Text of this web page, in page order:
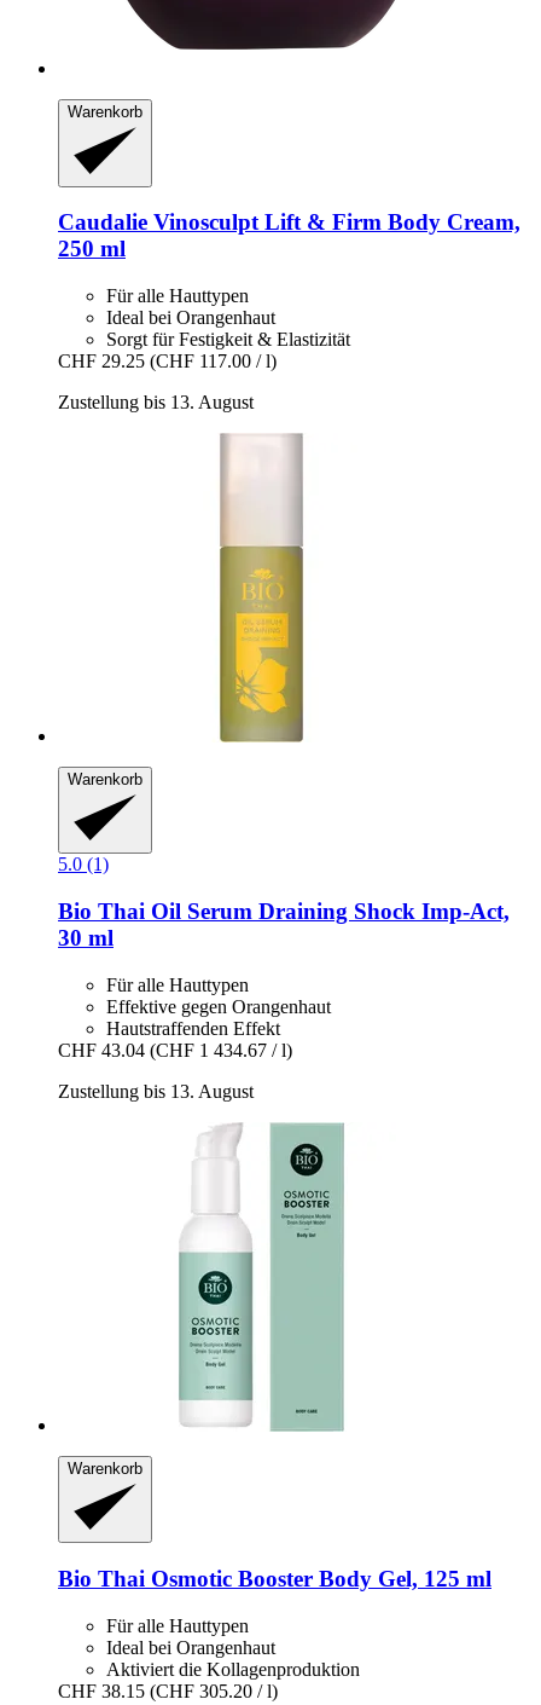
Warenkorb
Caudalie Vinosculpt Lift & Firm Body Cream,
250 ml
Für alle Hauttypen
Ideal bei Orangenhaut
Sorgt für Festigkeit & Elastizität
CHF 29.25 (CHF 117.00 / l)
Zustellung bis 13. August
Warenkorb
5.0 (1)
Bio Thai Oil Serum Draining Shock Imp-​Act,
30 ml
Für alle Hauttypen
Effektive gegen Orangenhaut
Hautstraffenden Effekt
CHF 43.04 (CHF 1 434.67 / l)
Zustellung bis 13. August
Warenkorb
Bio Thai Osmotic Booster Body Gel, 125 ml
Für alle Hauttypen
Ideal bei Orangenhaut
Aktiviert die Kollagenproduktion
CHF 38.15 (CHF 305.20 / l)